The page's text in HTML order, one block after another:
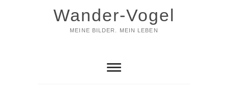
Wander-Vogel
MEINE BILDER. MEIN LEBEN